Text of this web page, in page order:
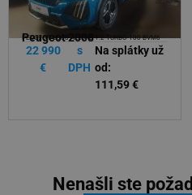
Peugeot 2008
PEUGEOT 2008 ALLURE 1.2 TURBO 100 BVM6
22 990
€
s
DPH
Na splátky už
od:
111,59 €
Nenašli ste